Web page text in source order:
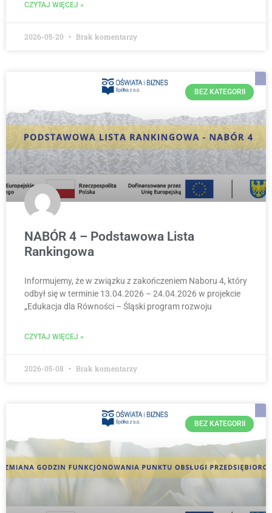
CZYTAJ WIĘCEJ »
2026-05-20 Brak komentarzy
BEZ KATEGORII
NABÓR 4 – Podstawowa Lista
Rankingowa
Informujemy, że w związku z zakończeniem Naboru 4, który
odbył się w terminie 13.04.2026 – 24.04.2026 w projekcie
„Edukacja dla Równości – Śląski program rozwoju
CZYTAJ WIĘCEJ »
2026-05-08 Brak komentarzy
BEZ KATEGORII